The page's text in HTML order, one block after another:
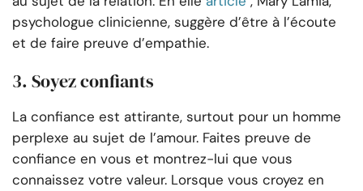
psychologue clinicienne, suggère d’être à l’écoute
et de faire preuve d’empathie.
3. Soyez confiants
La confiance est attirante, surtout pour un homme
perplexe au sujet de l’amour. Faites preuve de
confiance en vous et montrez-lui que vous
connaissez votre valeur. Lorsque vous croyez en